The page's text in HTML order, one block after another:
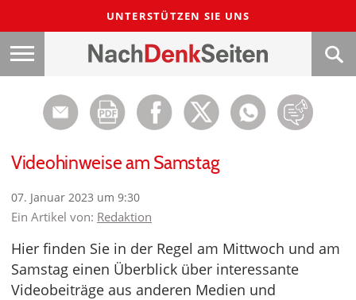
UNTERSTÜTZEN SIE UNS
Videohinweise am Samstag
07. Januar 2023 um 9:30
Ein Artikel von: Redaktion
Hier finden Sie in der Regel am Mittwoch und am
Samstag einen Überblick über interessante
Videobeiträge aus anderen Medien und